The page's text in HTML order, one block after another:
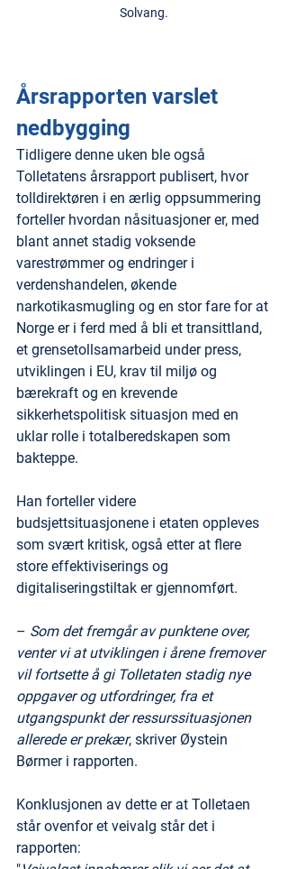
Solvang.
Årsrapporten varslet
nedbygging
Tidligere denne uken ble også
Tolletatens årsrapport publisert, hvor
tolldirektøren i en ærlig oppsummering
forteller hvordan nåsituasjoner er, med
blant annet stadig voksende
varestrømmer og endringer i
verdenshandelen, økende
narkotikasmugling og en stor fare for at
Norge er i ferd med å bli et transittland,
et grensetollsamarbeid under press,
utviklingen i EU, krav til miljø og
bærekraft og en krevende
sikkerhetspolitisk situasjon med en
uklar rolle i totalberedskapen som
bakteppe.
Han forteller videre
budsjettsituasjonene i etaten oppleves
som svært kritisk, også etter at flere
store effektiviserings og
digitaliseringstiltak er gjennomført.
– Som det fremgår av punktene over,
venter vi at utviklingen i årene fremover
vil fortsette å gi Tolletaten stadig nye
oppgaver og utfordringer, fra et
utgangspunkt der ressurssituasjonen
allerede er prekær, skriver Øystein
Børmer i rapporten.
Konklusjonen av dette er at Tolletaen
står ovenfor et veivalg står det i
rapporten: